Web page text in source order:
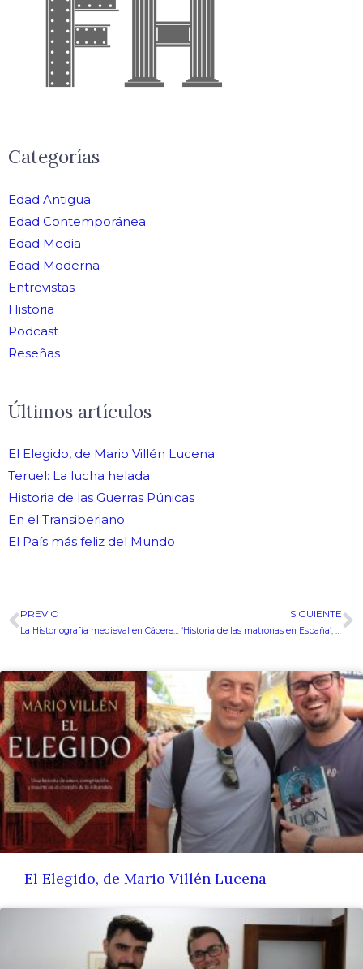
Categorías
Edad Antigua
Edad Contemporánea
Edad Media
Edad Moderna
Entrevistas
Historia
Podcast
Reseñas
Últimos artículos
El Elegido, de Mario Villén Lucena
Teruel: La lucha helada
Historia de las Guerras Púnicas
En el Transiberiano
El País más feliz del Mundo
Ant
PREVIO
La Historiografía medieval en Cáceres: Breve estado de la cuestión
SIGUIENTE
‘Historia de las matronas en España’, de Dolores Ruiz-Berdún
El Elegido, de Mario Villén Lucena